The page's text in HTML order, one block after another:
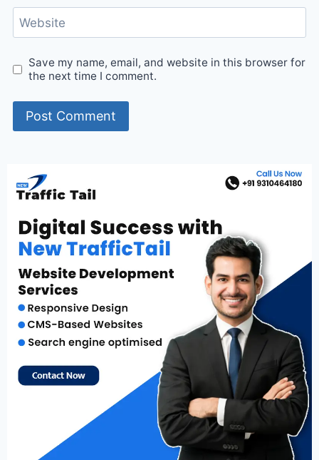
Website
Save my name, email, and website in this browser for
the next time I comment.